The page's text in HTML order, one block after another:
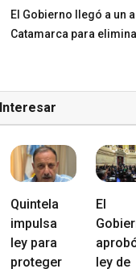
El Gobierno llegó a un
Catamarca para
Quintela
impulsa
ley para
proteger
El
ley de